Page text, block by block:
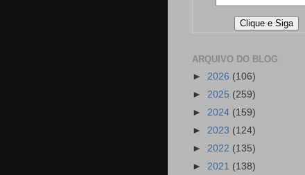
ARQUIVO DO BLOG
► 2026 (106)
► 2025 (259)
► 2024 (159)
► 2023 (124)
► 2022 (135)
► 2021 (138)